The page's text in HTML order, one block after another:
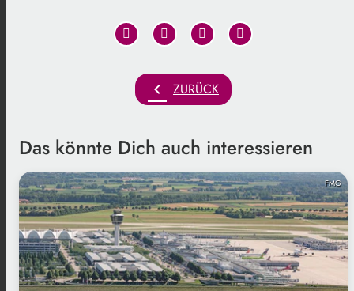
chevron_left ZURÜCK
Das könnte Dich auch interessieren
FMG